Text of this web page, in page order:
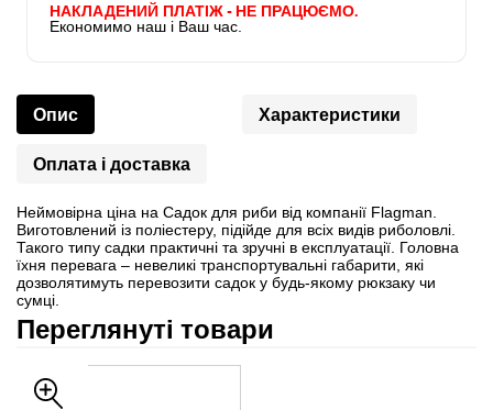
НАКЛАДЕНИЙ ПЛАТІЖ - НЕ ПРАЦЮЄМО.
Економимо наш і Ваш час.
Опис Характеристики
Оплата і доставка
Неймовірна ціна на Садок для риби від компанії Flagman.
Виготовлений із поліестеру, підійде для всіх видів риболовлі.
Такого типу садки практичні та зручні в експлуатації. Головна
їхня перевага – невеликі транспортувальні габарити, які
дозволятимуть перевозити садок у будь-якому рюкзаку чи
сумці.
Переглянуті товари